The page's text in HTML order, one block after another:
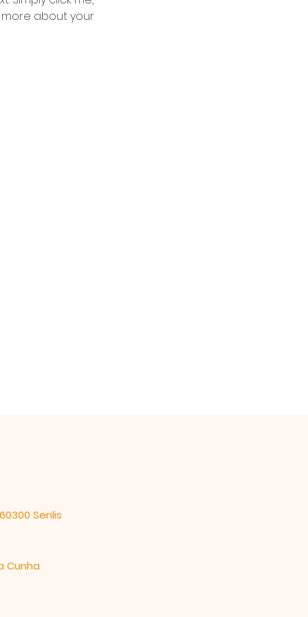
more about your
Senlis
Cunha